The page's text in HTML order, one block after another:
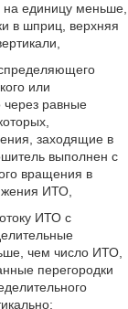
на единицу меньше,
в шприц, верхняя
или
через равные
заходящие в
выполнен с
вращения в
ИТО,
ИТО с
чем число ИТО,
перегородки